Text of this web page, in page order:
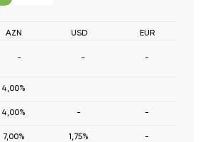
AZN USD EUR
- - -
4,00%
4,00% - -
7,00% 1,75% -